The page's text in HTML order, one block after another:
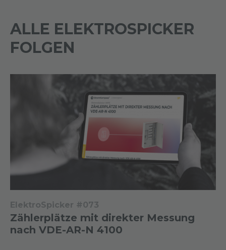
ALLE ELEKTROSPICKER
FOLGEN
ElektroSpicker #073
Zählerplätze mit direkter Messung
nach VDE-AR-N 4100